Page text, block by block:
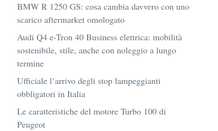
BMW R 1250 GS: cosa cambia davvero con uno
scarico aftermarket omologato
Audi Q4 e-Tron 40 Business elettrica: mobilità
sostenibile, stile, anche con noleggio a lungo
termine
Ufficiale l’arrivo degli stop lampeggianti
obbligatori in Italia
Le caratteristiche del motore Turbo 100 di
Peugeot